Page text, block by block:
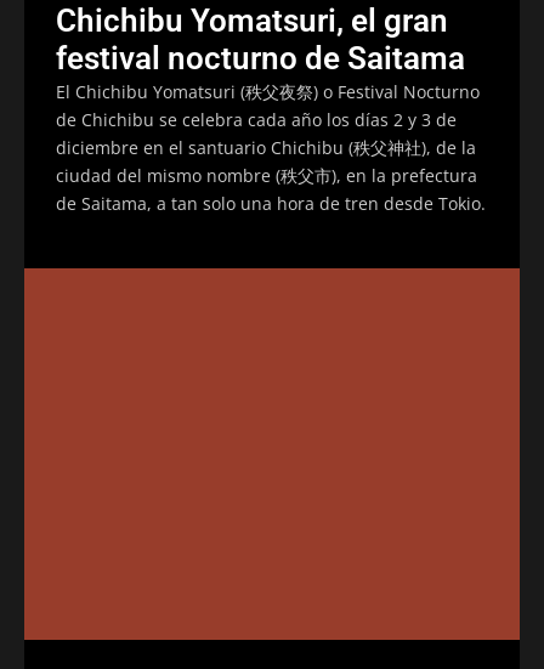
Chichibu Yomatsuri, el gran
festival nocturno de Saitama
El Chichibu Yomatsuri (秩父夜祭) o Festival Nocturno
de Chichibu se celebra cada año los días 2 y 3 de
diciembre en el santuario Chichibu (秩父神社), de la
ciudad del mismo nombre (秩父市), en la prefectura
de Saitama, a tan solo una hora de tren desde Tokio.